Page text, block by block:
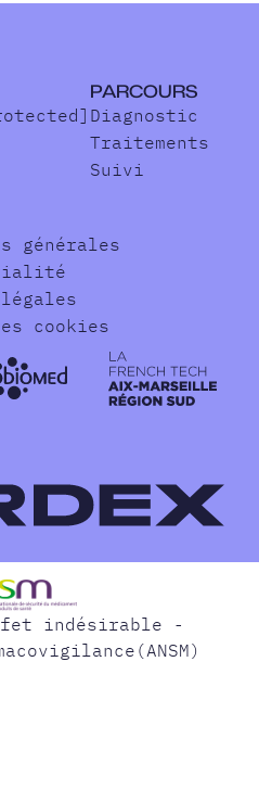
PARCOURS
Diagnostic
Traitements
Suivi
générales
cookies
indésirable -